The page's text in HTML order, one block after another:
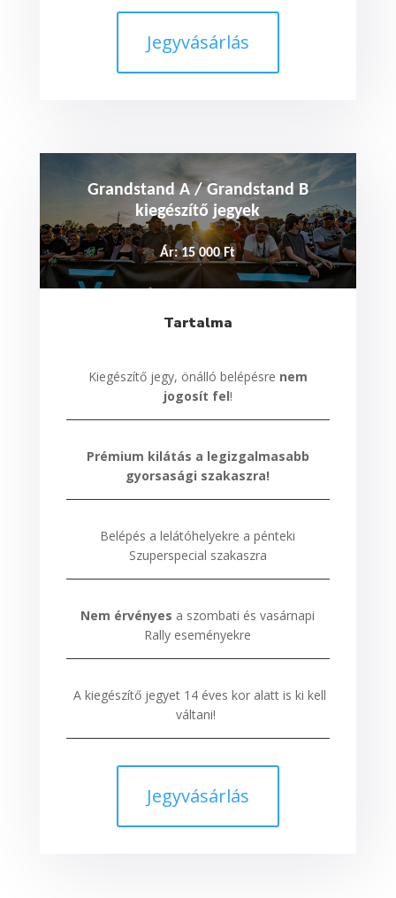
Jegyvásárlás
Grandstand A / Grandstand B
kiegészítő jegyek
Ár: 15 000 Ft
Tartalma
Kiegészítő jegy, önálló belépésre nem
jogosít fel!
Prémium kilátás a legizgalmasabb
gyorsasági szakaszra!
Belépés a lelátóhelyekre a pénteki
Szuperspecial szakaszra
Nem érvényes a szombati és vasárnapi
Rally eseményekre
A kiegészítő jegyet 14 éves kor alatt is ki kell
váltani!
Jegyvásárlás